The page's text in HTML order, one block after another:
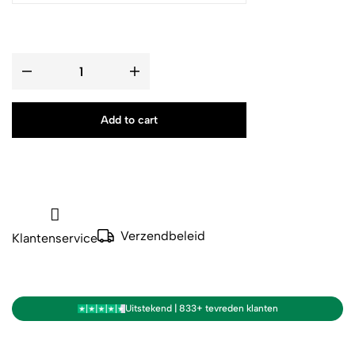
Add to cart
Klantenservice Verzendbeleid
Uitstekend | 833+ tevreden klanten